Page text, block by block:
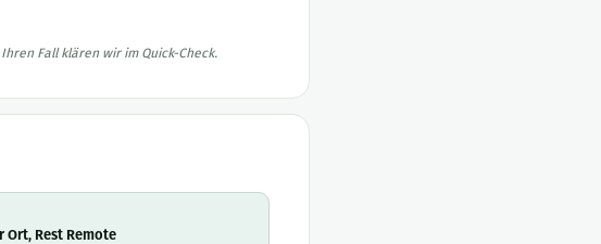
Fall klären wir im Quick-Check.
Ort, Rest Remote